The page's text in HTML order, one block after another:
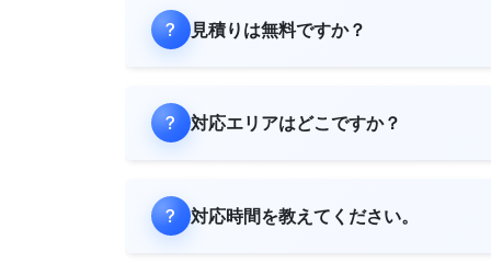
見積りは無料ですか？
対応エリアはどこですか？
対応時間を教えてください。